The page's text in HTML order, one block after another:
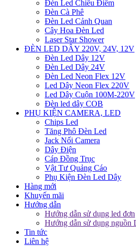
Đèn Led Chiếu Điểm
Đèn Cà Phê
Đèn Led Cảnh Quan
Cây Hoa Đèn Led
Laser Star Shower
ĐÈN LED DÂY 220V, 24V, 12V
Đèn Led Dây 12V
Đèn Led Dây 24V
Đèn Led Neon Flex 12V
Led Dây Neon Flex 220V
Led Dây Cuộn 100M-220V
Đèn led dây COB
PHỤ KIỆN CAMERA, LED
Chips Led
Tăng Phô Đèn Led
Jack Nối Camera
Dây Điện
Cáp Đồng Trục
Vật Tư Quảng Cáo
Phụ Kiện Đèn Led Dây
Hàng mới
Khuyến mãi
Hướng dẫn
Hướng dẫn sử dụng led đơn
Hướng dẫn sử dụng nguồn
Tin tức
Liên hệ